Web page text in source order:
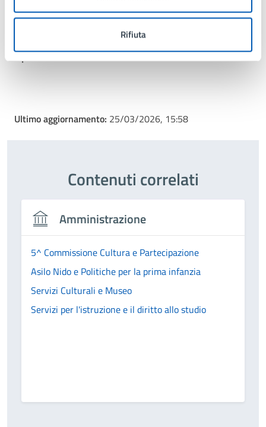
Rifiuta
Tipo di evento: Evento culturale
Ultimo aggiornamento: 25/03/2026, 15:58
Contenuti correlati
Amministrazione
5^ Commissione Cultura e Partecipazione
Asilo Nido e Politiche per la prima infanzia
Servizi Culturali e Museo
Servizi per l'istruzione e il diritto allo studio